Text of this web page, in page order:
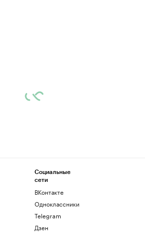
Социальные
сети
ВКонтакте
Одноклассники
Telegram
Дзен